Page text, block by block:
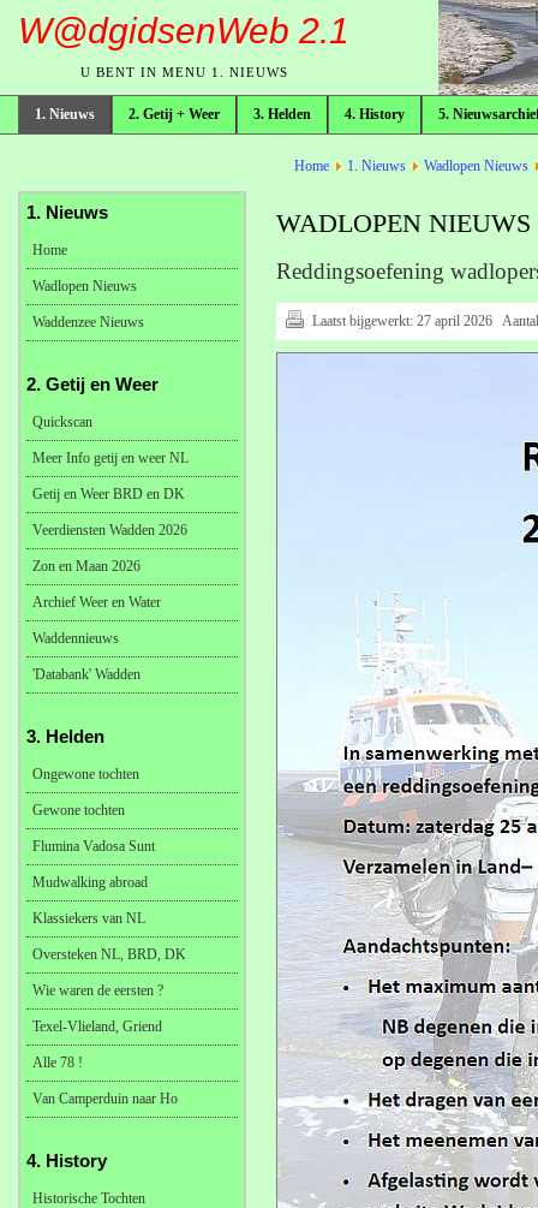
W@dgidsenWeb 2.1
U BENT IN MENU 1. NIEUWS
1. Nieuws 2. Getij + Weer 3. Helden 4. History 5.
broodkruimelpad
Home 1. Nieuws Wadlopen Nieuws
WADLOPEN NIEUWS
Reddingsoefening
Laatst bijgewerkt: 27 april 2026
1. Nieuws
Home
Wadlopen Nieuws
Waddenzee Nieuws
2. Getij en Weer
Quickscan
Meer Info getij en weer NL
Getij en Weer BRD en DK
Veerdiensten Wadden 2026
Zon en Maan 2026
Archief Weer en Water
Waddennieuws
'Databank' Wadden
3. Helden
Ongewone tochten
Gewone tochten
Flumina Vadosa Sunt
Mudwalking abroad
Klassiekers van NL
Oversteken NL, BRD, DK
Wie waren de eersten ?
Texel-Vlieland, Griend
Alle 78 !
Van Camperduin naar Ho
4. History
Historische Tochten